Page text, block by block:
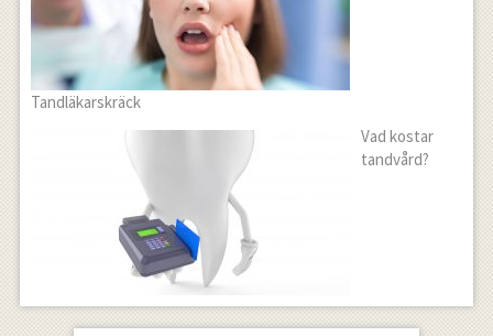
Tandläkarskräck
Vad kostar
tandvård?